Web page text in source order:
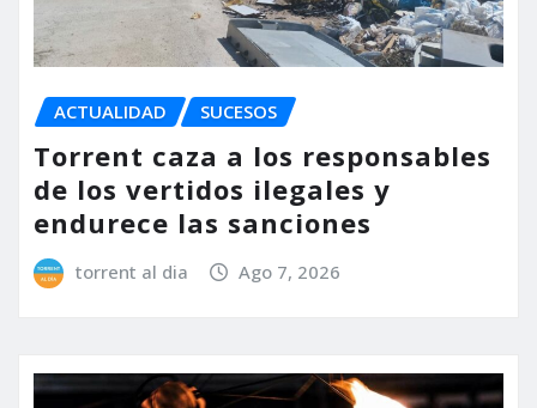
ACTUALIDAD SUCESOS
Torrent caza a los responsables
de los vertidos ilegales y
endurece las sanciones
torrent al dia Ago 7, 2026